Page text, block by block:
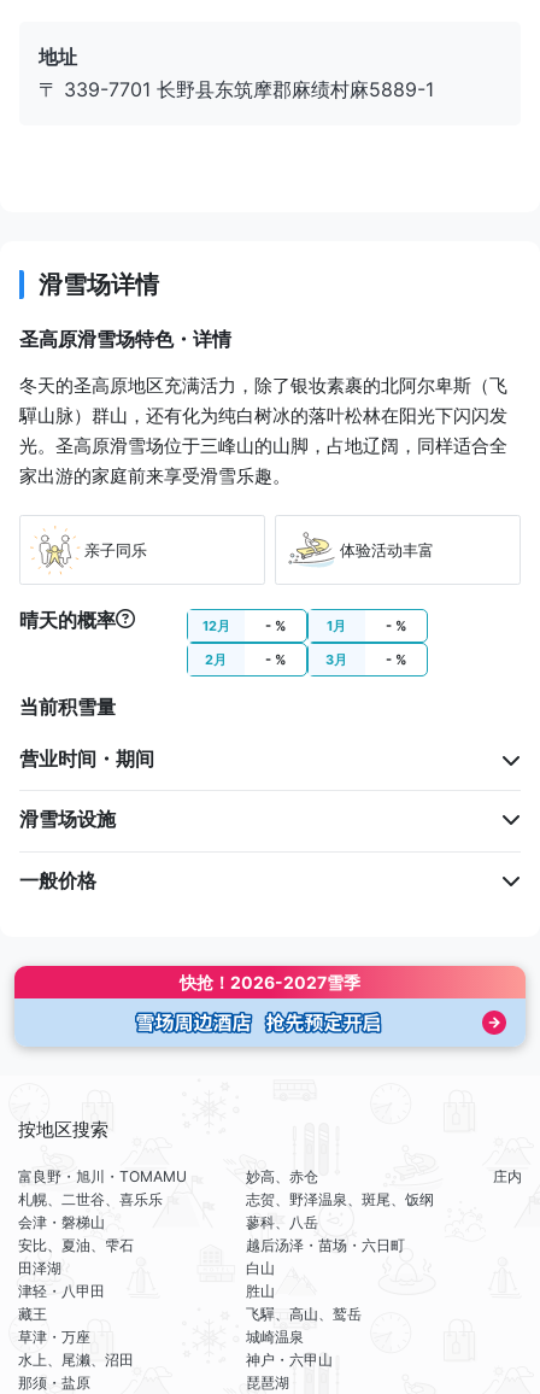
出租车
地址
〒 339-7701 长野县东筑摩郡麻绩村麻5889-1
滑雪场详情
圣高原滑雪场特色・详情
冬天的圣高原地区充满活力，除了银妆素裹的北阿尔卑斯（飞
驒山脉）群山，还有化为纯白树冰的落叶松林在阳光下闪闪发
光。圣高原滑雪场位于三峰山的山脚，占地辽阔，同样适合全
家出游的家庭前来享受滑雪乐趣。
亲子同乐 体验活动丰富
晴天的概率 12月 - % 1月
- %
2月
- % 3月 - %
当前积雪量
营业时间・期间
滑雪场设施
一般价格
快抢！ 2026-2027雪季
按地区搜索
富良野・旭川・TOMAMU
札幌、二世谷、喜乐乐
会津・磐梯山
安比、夏油、雫石
田泽湖
津轻・八甲田
藏王
草津・万座
水上、尾濑、沼田
那须・盐原
妙高、赤仓
志贺、野泽温泉、斑尾、饭纲
蓼科、八岳
越后汤泽・苗场・六日町
白山
胜山
飞驒、高山、鹫岳
城崎温泉
神户・六甲山
琵琶湖
庄内